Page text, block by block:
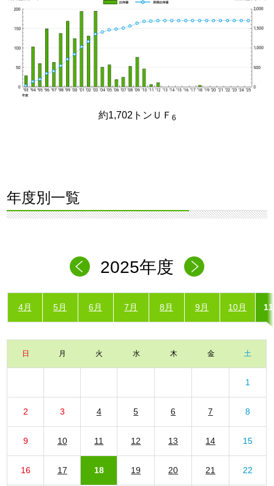
約1,702トンＵＦ 6
年度別一覧
2025年度
4月 5月 6月 7月 8月 9月 10月
日 月 火 水 木 金 土
1
2 3 4 5 6 7 8
9 10 11 12 13 14 15
16 17 18 19 20 21 22